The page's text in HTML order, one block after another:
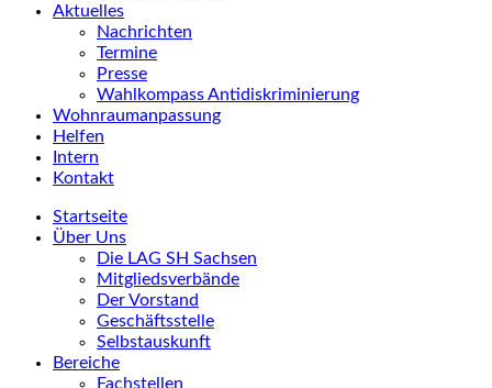
Aktuelles
Nachrichten
Termine
Presse
Wahlkompass Antidiskriminierung
Wohnraumanpassung
Helfen
Intern
Kontakt
Startseite
Über Uns
Die LAG SH Sachsen
Mitgliedsverbände
Der Vorstand
Geschäftsstelle
Selbstauskunft
Bereiche
Fachstellen